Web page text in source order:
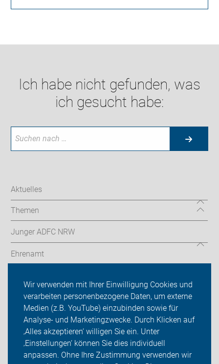
Wir verwenden mit Ihrer Einwilligung Cookies und
verarbeiten personenbezogene Daten, um externe
Medien (z.B. YouTube) einzubinden sowie für
Analyse- und Marketingzwecke. Durch Klicken auf
‚Alles akzeptieren‘ willigen Sie ein. Unter
‚Einstellungen‘ können Sie dies individuell
anpassen. Ohne Ihre Zustimmung verwenden wir
Ich habe nicht gefunden, was
ich gesucht habe:
Aktuelles
Themen
Junger ADFC NRW
Ehrenamt
Über uns
Sei dabei
Presse